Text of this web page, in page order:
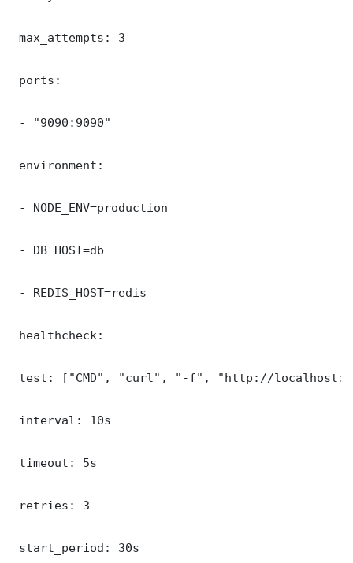
max_attempts: 3
ports:
- "9090:9090"
environment:
- NODE_ENV=production
- DB_HOST=db
- REDIS_HOST=redis
healthcheck:
test: ["CMD", "curl", "-f", "http://
interval: 10s
timeout: 5s
retries: 3
start_period: 30s